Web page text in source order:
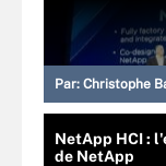
Par: Christophe
NetApp HCI :
de NetApp